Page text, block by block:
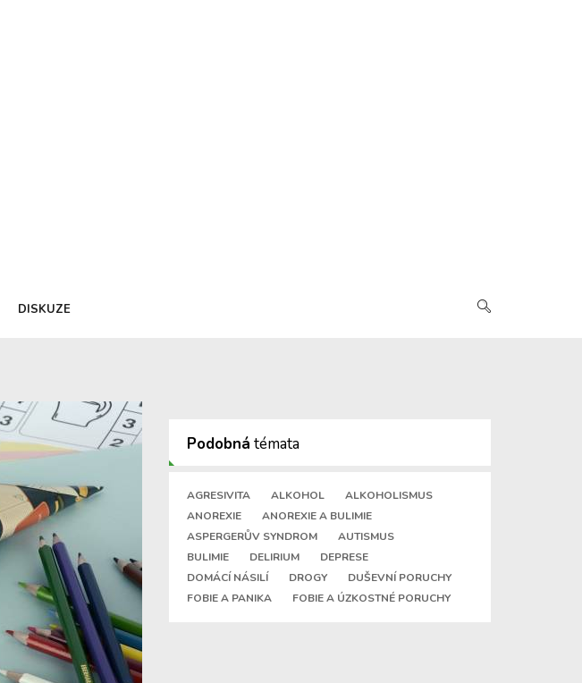
DISKUZE
Podobná témata
AGRESIVITA ALKOHOL
ALKOHOLISMUS
ANOREXIE
ANOREXIE A BULIMIE
ASPERGERŮV SYNDROM
AUTISMUS
BULIMIE
DELIRIUM
DEPRESE
DOMÁCÍ NÁSILÍ
DROGY
DUŠEVNÍ PORUCHY
FOBIE A PANIKA
FOBIE A ÚZKOSTNÉ PORUCHY